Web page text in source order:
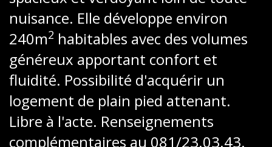
nuisance. Elle développe environ
240m2 habitables avec des volumes
généreux apportant confort et
fluidité. Possibilité d'acquérir un
logement de plain pied attenant.
Libre à l'acte. Renseignements
complémentaires au 081/23.03.43.